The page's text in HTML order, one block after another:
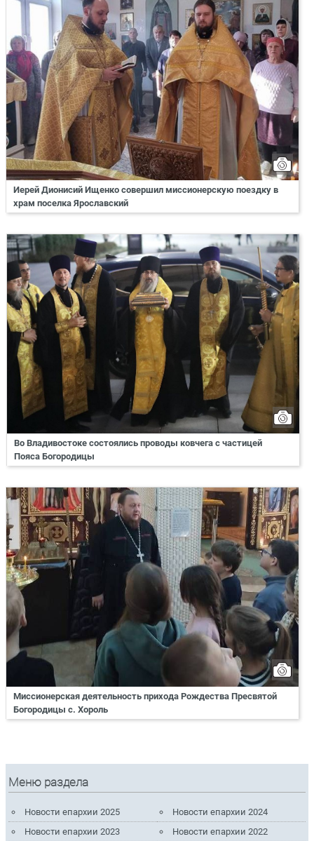
Иерей Дионисий Ищенко совершил миссионерскую поездку в
храм поселка Ярославский
Во Владивостоке состоялись проводы ковчега с частицей
Пояса Богородицы
Миссионерская деятельность прихода Рождества Пресвятой
Богородицы с. Хороль
Меню раздела
Новости епархии 2025
Новости епархии 2024
Новости епархии 2023
Новости епархии 2022